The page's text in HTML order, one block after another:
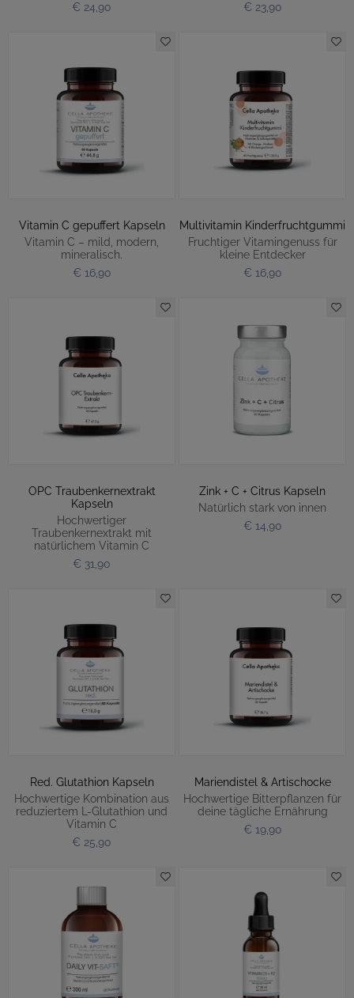
€ 24,90
€ 23,90
Vitamin C gepuffert Kapseln
Vitamin C – mild, modern,
mineralisch.
€ 16,90
Multivitamin Kinderfruchtgummi
Fruchtiger Vitamingenuss für
kleine Entdecker
€ 16,90
OPC Traubenkernextrakt
Kapseln
Hochwertiger
Traubenkernextrakt mit
natürlichem Vitamin C
€ 31,90
Zink + C + Citrus Kapseln
Natürlich stark von innen
€ 14,90
Red. Glutathion Kapseln
Hochwertige Kombination aus
reduziertem L-Glutathion und
Vitamin C
€ 25,90
Mariendistel & Artischocke
Hochwertige Bitterpflanzen für
deine tägliche Ernährung
€ 19,90